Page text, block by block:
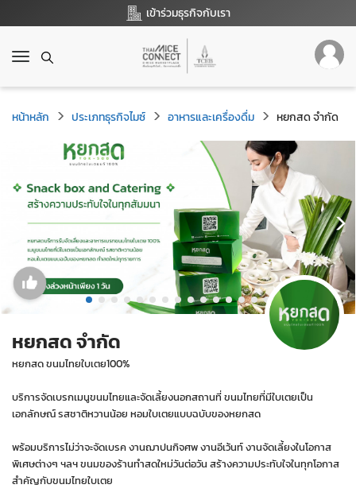
เข้าร่วมธุรกิจกับเรา
T
g
g
l
v
i
o
หน้าหลัก ประเภทธุรกิจไมซ์ อาหารและเครื่องดื่ม หยกสด จำกัด
หยกสด จำกัด
หยกสด ขนมไทยใบเตย100%
บริการจัดเบรกเมนูขนมไทยและจัดเลี้ยงนอกสถานที่ ขนมไทยที่มีใบเตยเป็น
เอกลักษณ์ รสชาติหวานน้อย หอมใบเตยแบบฉบับของหยกสด
พร้อมบริการไม่ว่าจะจัดเบรค งานฌาปนกิจศพ งานอีเว้นท์ งานจัดเลี้ยงในโอกาส
พิเศษต่างๆ ฯลฯ ขนมของร้านทำสดใหม่วันต่อวัน สร้างความประทับใจในทุกโอกาส
สำคัญกับขนมไทยใบเตย